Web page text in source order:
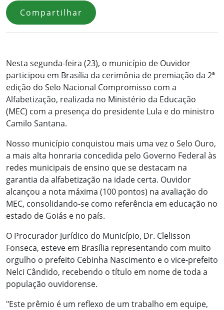
Compartilhar
Nesta segunda-feira (23), o município de Ouvidor
participou em Brasília da cerimônia de premiação da 2ª
edição do Selo Nacional Compromisso com a
Alfabetização, realizada no Ministério da Educação
(MEC) com a presença do presidente Lula e do ministro
Camilo Santana.
Nosso município conquistou mais uma vez o Selo Ouro,
a mais alta honraria concedida pelo Governo Federal às
redes municipais de ensino que se destacam na
garantia da alfabetização na idade certa. Ouvidor
alcançou a nota máxima (100 pontos) na avaliação do
MEC, consolidando-se como referência em educação no
estado de Goiás e no país.
O Procurador Jurídico do Município, Dr. Clelisson
Fonseca, esteve em Brasília representando com muito
orgulho o prefeito Cebinha Nascimento e o vice-prefeito
Nelci Cândido, recebendo o título em nome de toda a
população ouvidorense.
"Este prêmio é um reflexo de um trabalho em equipe,